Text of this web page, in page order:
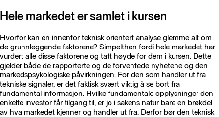
Hele markedet er samlet i kursen
Hvorfor kan en innenfor teknisk orientert analyse glemme alt om
de grunnleggende faktorene? Simpelthen fordi hele markedet har
vurdert alle disse faktorene og tatt høyde for dem i kursen. Dette
gjelder både de rapporterte og de forventede nyhetene og den
markedspsykologiske påvirkningen. For den som handler ut fra
tekniske signaler, er det faktisk svært viktig å se bort fra
fundamental informasjon. Hvilke fundamentale opplysninger den
enkelte investor får tilgang til, er jo i sakens natur bare en brøkdel
av hva markedet kjenner og handler ut fra. Derfor bør den teknisk